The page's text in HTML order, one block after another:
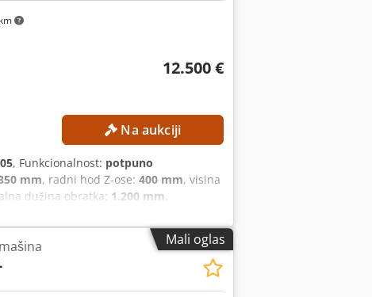
12.500 €
Na aukciji
, Funkcionalnost: potpuno
mm, radni hod Z-ose: 400 mm, visina
dužina obratka: 1.200 mm,
mm U-osa: 550 mm V-osa: 350 mm
žice: Da Maksimalne dimenzije
upravljanje: CHARMILLES Rezervoar
Agozpxg Ssmoha DETALJI O MAŠINI
Mali oglas